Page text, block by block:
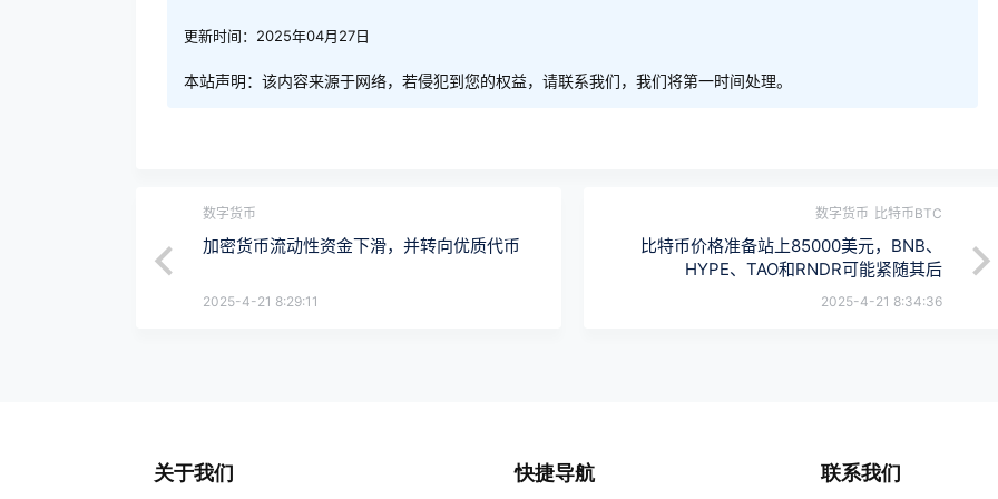
更新时间：2025年04月27日
本站声明：该内容来源于网络，若侵犯到您的权益，请联系我们，我们将第一时间处理。
数字货币
加密货币流动性资金下滑，并转向优质代币
2025-4-21 8:29:11
数字货币 比特币BTC
比特币价格准备站上85000美元，BNB、
HYPE、TAO和RNDR可能紧随其后
2025-4-21 8:34:36
关于我们 快捷导航 联系我们